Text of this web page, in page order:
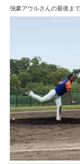
強豪アウルさんの最後ま